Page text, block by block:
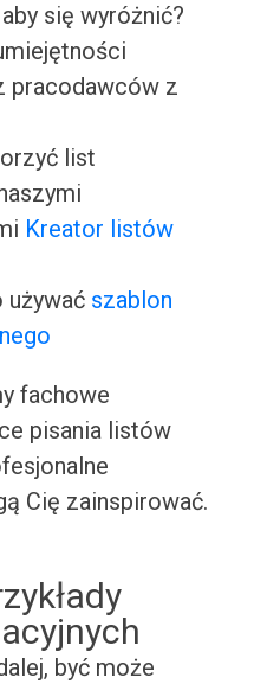
się wyróżnić?
pracodawców z
list
Kreator listów
używać szablon
fachowe
pisania listów
Cię zainspirować.
być może